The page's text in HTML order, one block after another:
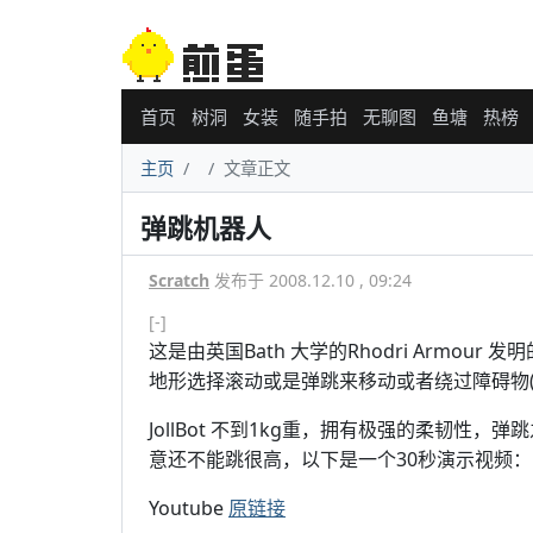
首页 树洞 女装 随手拍 无聊图 鱼塘 热榜
主页 文章正文
弹跳机器人
Scratch 发布于 2008.12.10 , 09:24
[-]
这是由英国Bath 大学的Rhodri Armour 发明
地形选择滚动或是弹跳来移动或者绕过障碍
JollBot 不到1kg重，拥有极强的柔韧性，弹
意还不能跳很高，以下是一个30秒演示视频：
Youtube 原链接